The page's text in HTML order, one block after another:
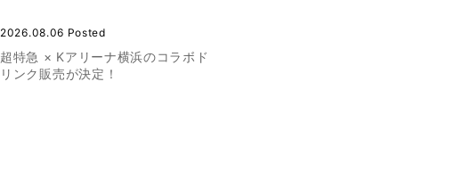
2026.08.06 Posted
超特急 × Kアリーナ横浜のコラボド
リンク販売が決定！